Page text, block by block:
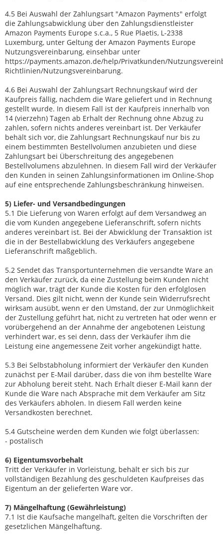
4.5 Bei Auswahl der Zahlungsart "Amazon Payments" erfolgt
die Zahlungsabwicklung über den Zahlungsdienstleister
Amazon Payments Europe s.c.a., 5 Rue Plaetis, L-2338
Luxemburg, unter Geltung der Amazon Payments Europe
Nutzungsvereinbarung, einsehbar unter
https://payments.amazon.de/help/Privatkunden/
Richtlinien/Nutzungsvereinbarung.
4.6 Bei Auswahl der Zahlungsart Rechnungskauf wird der
Kaufpreis fällig, nachdem die Ware geliefert und in Rechnung
gestellt wurde. In diesem Fall ist der Kaufpreis innerhalb von
14 (vierzehn) Tagen ab Erhalt der Rechnung ohne Abzug zu
zahlen, sofern nichts anderes vereinbart ist. Der Verkäufer
behält sich vor, die Zahlungsart Rechnungskauf nur bis zu
einem bestimmten Bestellvolumen anzubieten und diese
Zahlungsart bei Überschreitung des angegebenen
Bestellvolumens abzulehnen. In diesem Fall wird der Verkäufer
den Kunden in seinen Zahlungsinformationen im Online-Shop
auf eine entsprechende Zahlungsbeschränkung hinweisen.
5) Liefer- und Versandbedingungen
5.1 Die Lieferung von Waren erfolgt auf dem Versandweg an
die vom Kunden angegebene Lieferanschrift, sofern nichts
anderes vereinbart ist. Bei der Abwicklung der Transaktion ist
die in der Bestellabwicklung des Verkäufers angegebene
Lieferanschrift maßgeblich.
5.2 Sendet das Transportunternehmen die versandte Ware an
den Verkäufer zurück, da eine Zustellung beim Kunden nicht
möglich war, trägt der Kunde die Kosten für den erfolglosen
Versand. Dies gilt nicht, wenn der Kunde sein Widerrufsrecht
wirksam ausübt, wenn er den Umstand, der zur Unmöglichkeit
der Zustellung geführt hat, nicht zu vertreten hat oder wenn er
vorübergehend an der Annahme der angebotenen Leistung
verhindert war, es sei denn, dass der Verkäufer ihm die
Leistung eine angemessene Zeit vorher angekündigt hatte.
5.3 Bei Selbstabholung informiert der Verkäufer den Kunden
zunächst per E-Mail darüber, dass die von ihm bestellte Ware
zur Abholung bereit steht. Nach Erhalt dieser E-Mail kann der
Kunde die Ware nach Absprache mit dem Verkäufer am Sitz
des Verkäufers abholen. In diesem Fall werden keine
Versandkosten berechnet.
5.4 Gutscheine werden dem Kunden wie folgt überlassen:
- postalisch
6) Eigentumsvorbehalt
Tritt der Verkäufer in Vorleistung, behält er sich bis zur
vollständigen Bezahlung des geschuldeten Kaufpreises das
Eigentum an der gelieferten Ware vor.
7) Mängelhaftung (Gewährleistung)
7.1 Ist die Kaufsache mangelhaft, gelten die Vorschriften der
gesetzlichen Mängelhaftung.